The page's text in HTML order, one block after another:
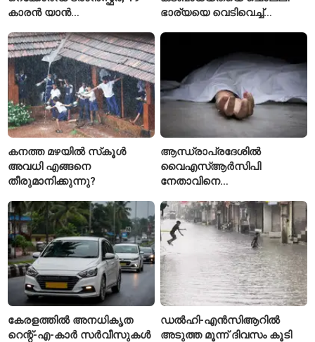
കാരൻ യാൻ
സ്വന്തമാക്കി സ്പാനിഷ്
വമ്പന്മാർ
ഭാര്യയെ വെടിവെച്ച്
കൊലപാതകം
കനത്ത മഴയിൽ സ്‌കൂൾ
അവധി എങ്ങനെ
തീരുമാനിക്കുന്നു?
ആന്ധ്രാപ്രദേശിൽ
വൈഎസ്ആർസിപി
നേതാവിനെ
അന്വേഷണം ആരംഭിച്ച്
പൊലീസ്
കേരളത്തിൽ അനധികൃത
റെന്റ്-എ-കാർ സർവീസുകൾ
ഡൽഹി-എൻസിആറിൽ
അടുത്ത മൂന്ന് ദിവസം കൂടി